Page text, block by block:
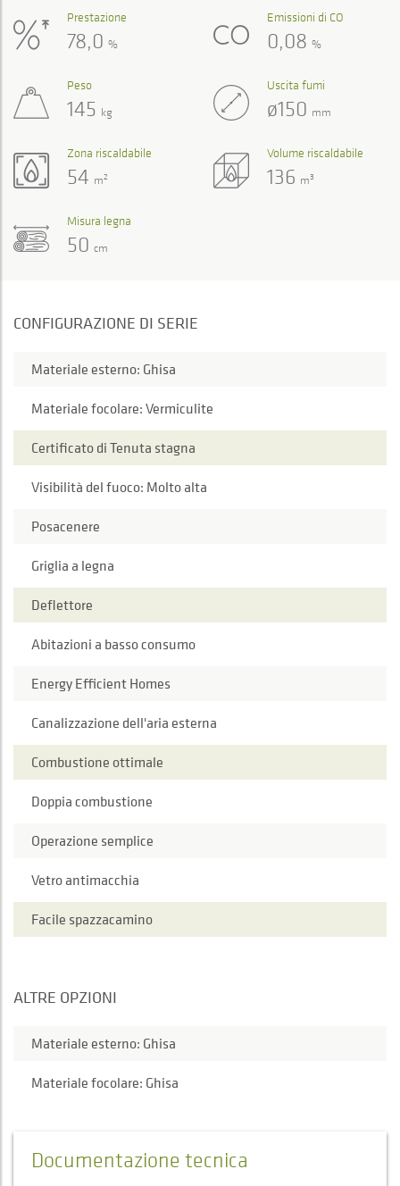
Prestazione
78,0 %
Emissioni di CO
0,08 %
Volume riscaldabile
136 m3
Zona riscaldabile
54 m2
Peso
145 kg
Uscita fumi
ø150 mm
Misura legna
50 cm
CONFIGURAZIONE DI SERIE
Materiale esterno: Ghisa
Materiale focolare: Vermiculite
Certificato di Tenuta stagna
Visibilità del fuoco: Molto alta
Posacenere
Griglia a legna
Deflettore
Abitazioni a basso consumo
Energy Efficient Homes
Canalizzazione dell'aria esterna
Combustione ottimale
Doppia combustione
Operazione semplice
Vetro antimacchia
Facile spazzacamino
ALTRE OPZIONI
Materiale esterno: Ghisa
Materiale focolare: Ghisa
Documentazione tecnica